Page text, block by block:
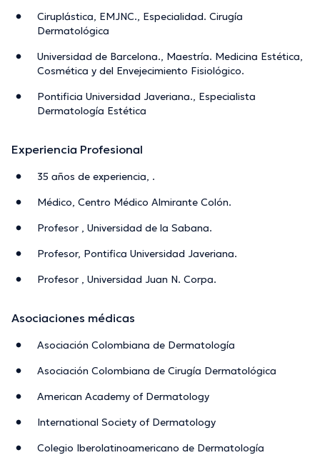
Ciruplástica, EMJNC., Especialidad. Cirugía
Dermatológica
Universidad de Barcelona., Maestría. Medicina Estética,
Cosmética y del Envejecimiento Fisiológico.
Pontificia Universidad Javeriana., Especialista
Dermatología Estética
Experiencia Profesional
35 años de experiencia, .
Médico, Centro Médico Almirante Colón.
Profesor , Universidad de la Sabana.
Profesor, Pontifica Universidad Javeriana.
Profesor , Universidad Juan N. Corpa.
Asociaciones médicas
Asociación Colombiana de Dermatología
Asociación Colombiana de Cirugía Dermatológica
American Academy of Dermatology
International Society of Dermatology
Colegio Iberolatinoamericano de Dermatología